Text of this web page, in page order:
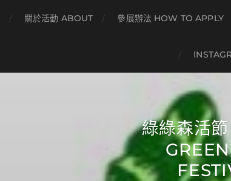
關於活動 ABOUT 參展辦法 HOW TO APPLY
綠綠森活